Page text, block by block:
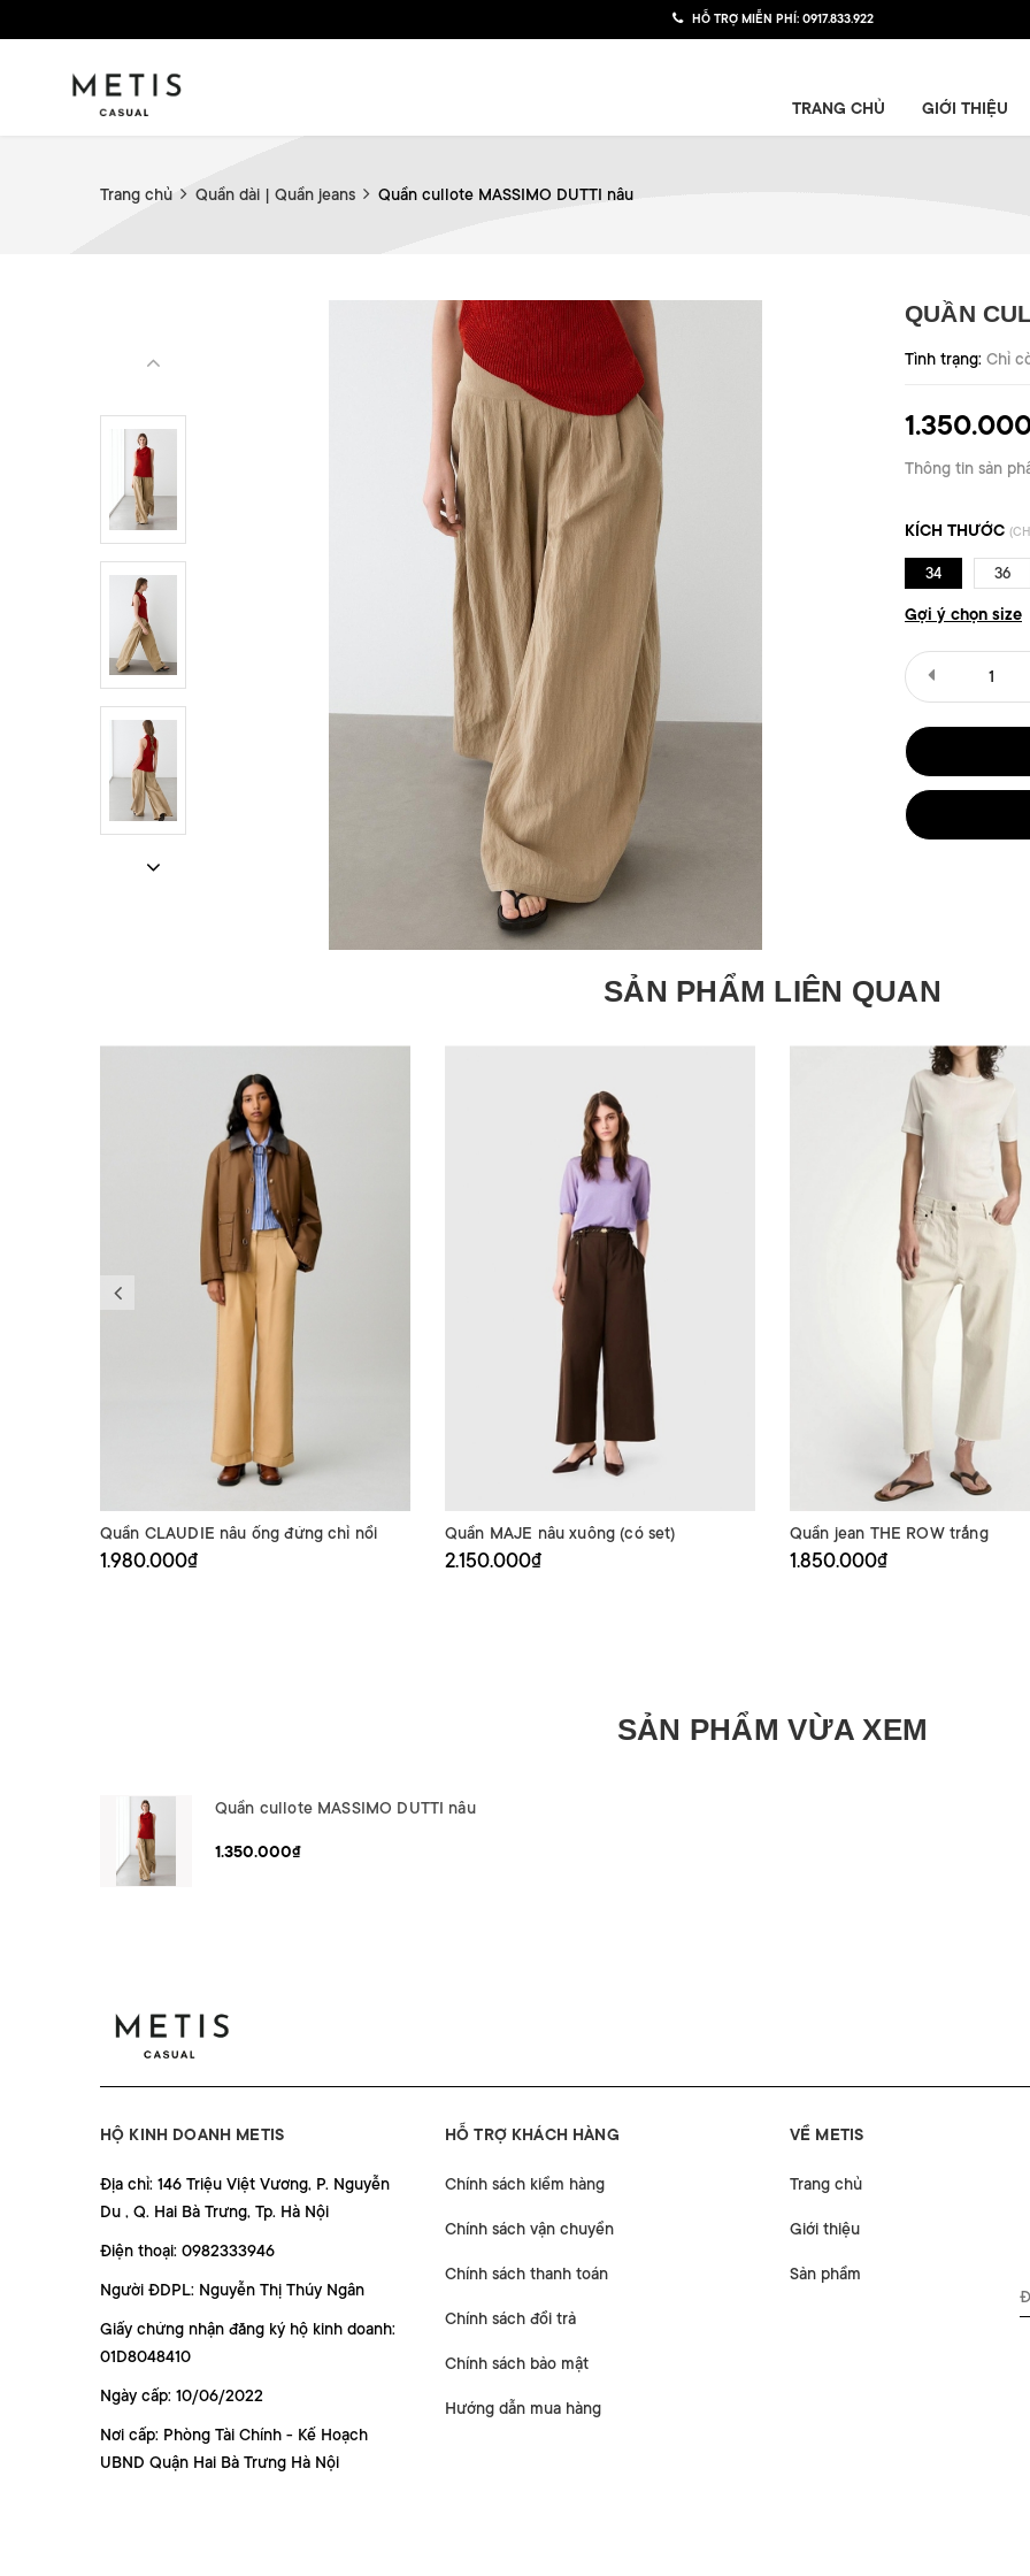
HỖ TRỢ MIỄN PHÍ: 0917.833.922
TRANG CHỦ GIỚI THIỆU
Trang chủ Quần dài | Quần jeans Quần cullote MASSIMO DUTTI nâu
QUẦN
Tình trạng: Chỉ
Thông tin sản
KÍCH THƯỚC
34 36
Gợi ý chọn size
SẢN PHẨM LIÊN QUAN
Quần CLAUDIE nâu ống đứng chỉ nổi
1.980.000₫
Quần MAJE nâu xuông (có set)
2.150.000₫
Quần jean THE ROW trắng
1.850.000₫
SẢN PHẨM VỪA XEM
Quần cullote MASSIMO DUTTI nâu
1.350.000₫
HỘ KINH DOANH METIS
Địa chỉ: 146 Triệu Việt Vương, P. Nguyễn
Du , Q. Hai Bà Trưng, Tp. Hà Nội
Điện thoại: 0982333946
Người ĐDPL: Nguyễn Thị Thúy Ngân
Giấy chứng nhận đăng ký hộ kinh doanh:
01D8048410
Ngày cấp: 10/06/2022
Nơi cấp: Phòng Tài Chính - Kế Hoạch
UBND Quận Hai Bà Trưng Hà Nội
HỖ TRỢ KHÁCH HÀNG
Chính sách kiểm hàng
Chính sách vận chuyển
Chính sách thanh toán
Chính sách đổi trả
Chính sách bảo mật
Hướng dẫn mua hàng
VỀ METIS
Trang chủ
Giới thiệu
Sản phẩm